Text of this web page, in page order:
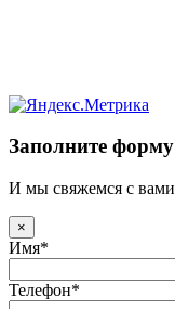
Заполните форму
И мы свяжемся с вами
×
Имя*
Телефон*